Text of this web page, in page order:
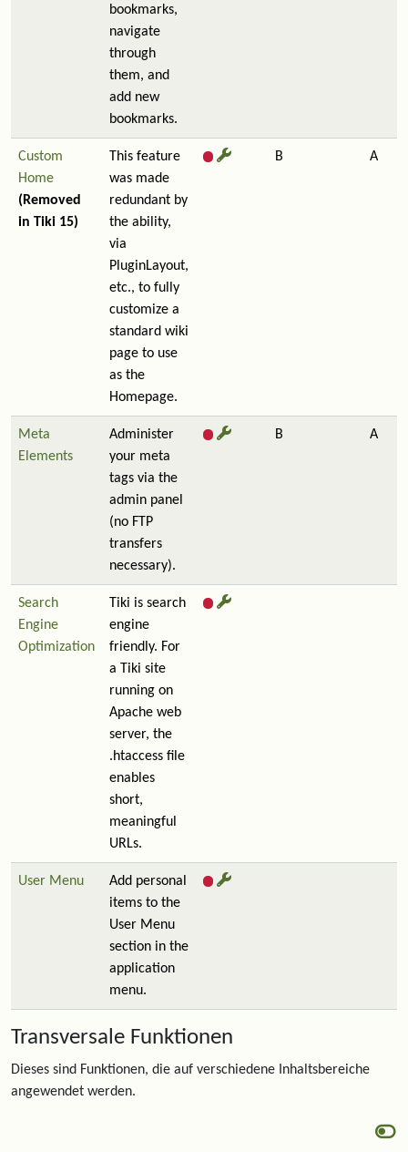
bookmarks,
navigate
through
them, and
add new
bookmarks.
Custom
Home
(Removed
in Tiki 15)
This feature
was made
redundant by
the ability,
via
PluginLayout,
etc., to fully
customize a
standard wiki
page to use
as the
Homepage.
B A
Meta
Elements
Administer
your meta
tags via the
admin panel
(no FTP
transfers
necessary).
B A
Search
Engine
Optimization
Tiki is search
engine
friendly. For
a Tiki site
running on
Apache web
server, the
.htaccess file
enables
short,
meaningful
URLs.
User Menu
Add personal
items to the
User Menu
section in the
application
menu.
Transversale Funktionen
Dieses sind Funktionen, die auf verschiedene Inhaltsbereiche
angewendet werden.